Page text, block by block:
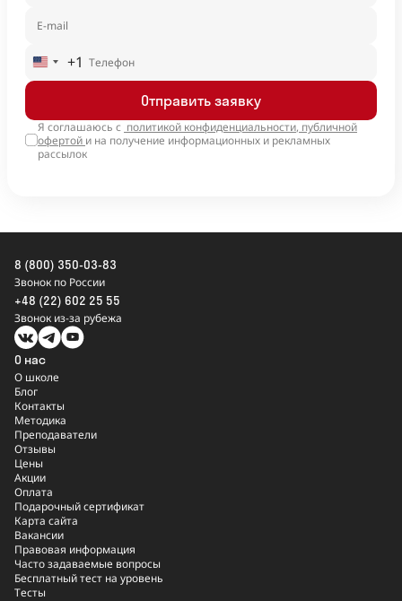
United
States
+1
Отправить заявку
Я соглашаюсь с политикой конфиденциальности, публичной
офертой и на получение информационных и рекламных
рассылок
8 (800) 350-03-83
Звонок по России
+48 (22) 602 25 55
Звонок из-за рубежа
О нас
О школе
Блог
Контакты
Методика
Преподаватели
Отзывы
Цены
Акции
Оплата
Подарочный сертификат
Карта сайта
Вакансии
Правовая информация
Часто задаваемые вопросы
Бесплатный тест на уровень
Тесты